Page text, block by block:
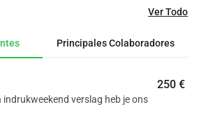
una iniciativa altruista que
Ver Todo
Principales Colaboradores
250 €
indrukweekend verslag heb je ons